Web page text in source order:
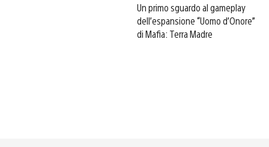
Un primo sguardo al gameplay
dell’espansione “Uomo d’Onore”
di Mafia: Terra Madre